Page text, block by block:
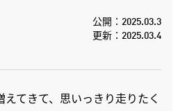
公開：2025.03.3
更新：2025.03.4
てきて、思いっきり走りたく